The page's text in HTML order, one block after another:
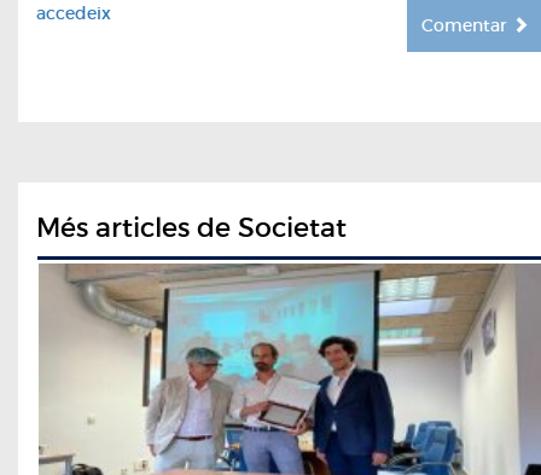
accedeix
Comentar
Més articles de Societat